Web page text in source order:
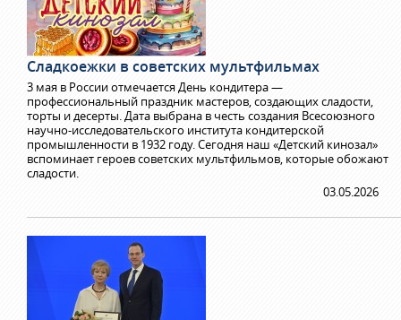
Сладкоежки в советских мультфильмах
3 мая в России отмечается День кондитера —
профессиональный праздник мастеров, создающих сладости,
торты и десерты. Дата выбрана в честь создания Всесоюзного
научно-исследовательского института кондитерской
промышленности в 1932 году. Сегодня наш «Детский кинозал»
вспоминает героев советских мультфильмов, которые обожают
сладости.
03.05.2026